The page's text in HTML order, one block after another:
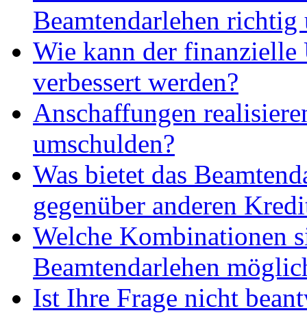
Beamtendarlehen richtig
Wie kann der
verbessert werden?
Anschaffungen
umschulden?
Was bietet das
gegenüber anderen
Welche Kombinationen
Beamtendarlehen
Ist Ihre Frage nicht